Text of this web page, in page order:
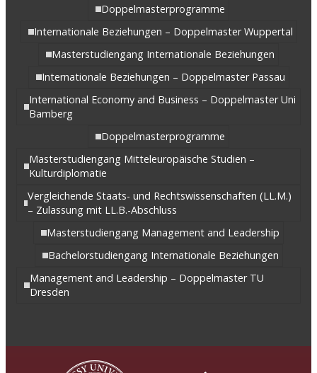
Doppelmasterprogramme
Internationale Beziehungen – Doppelmaster Wuppertal
Masterstudiengang Internationale Beziehungen
Internationale Beziehungen – Doppelmaster Passau
International Economy and Business – Doppelmaster Uni
Bamberg
Doppelmasterprogramme
Masterstudiengang Mitteleuropäische Studien –
Kulturdiplomatie
Vergleichende Staats- und Rechtswissenschaften (LL.M.)
– Zulassung mit LL.B.-Abschluss
Masterstudiengang Management and Leadership
Bachelorstudiengang Internationale Beziehungen
Management and Leadership – Doppelmaster TU
Dresden